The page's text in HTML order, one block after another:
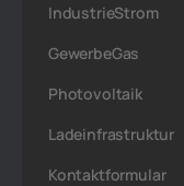
IndustrieStrom
GewerbeGas
Photovoltaik
Ladeinfrastruktur
Kontaktformular